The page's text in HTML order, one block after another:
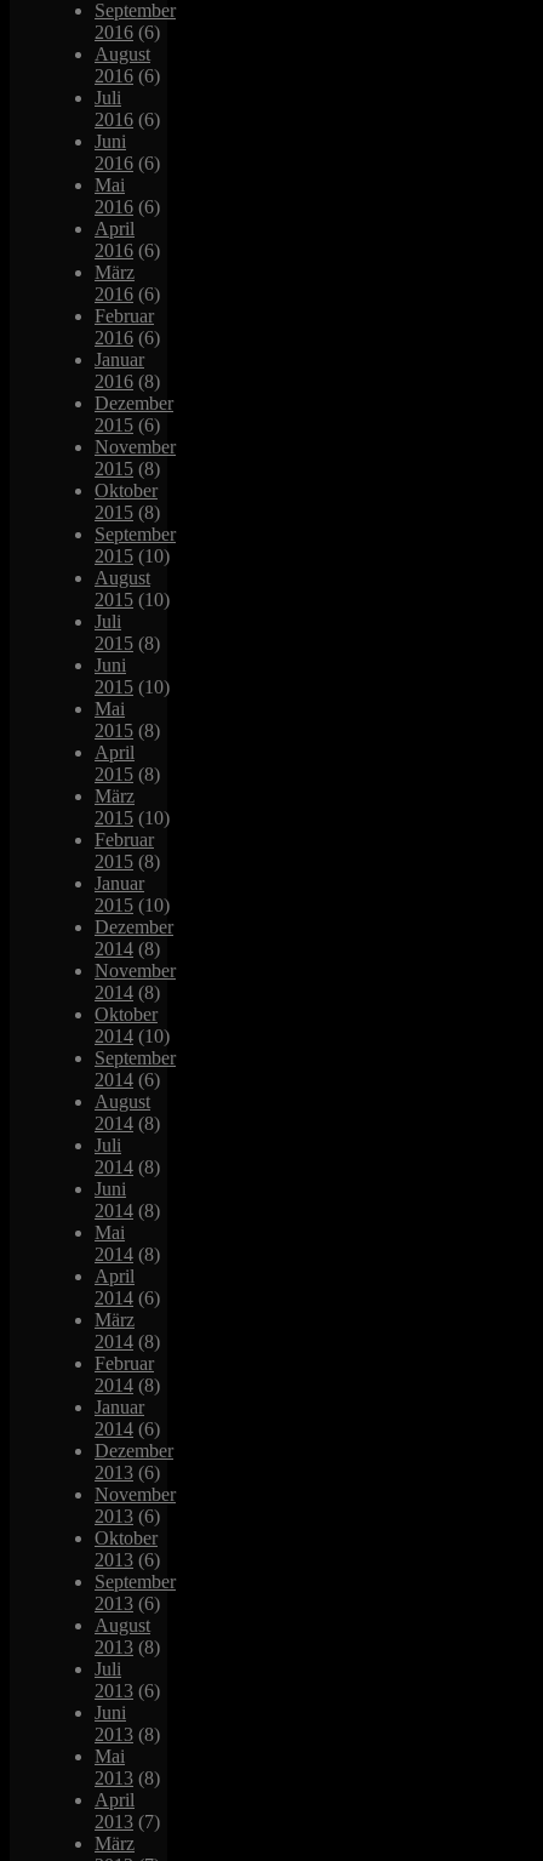
September
2016 (6)
August
2016 (6)
Juli
2016 (6)
Juni
2016 (6)
Mai
2016 (6)
April
2016 (6)
März
2016 (6)
Februar
2016 (6)
Januar
2016 (8)
Dezember
2015 (6)
November
2015 (8)
Oktober
2015 (8)
September
2015 (10)
August
2015 (10)
Juli
2015 (8)
Juni
2015 (10)
Mai
2015 (8)
April
2015 (8)
März
2015 (10)
Februar
2015 (8)
Januar
2015 (10)
Dezember
2014 (8)
November
2014 (8)
Oktober
2014 (10)
September
2014 (6)
August
2014 (8)
Juli
2014 (8)
Juni
2014 (8)
Mai
2014 (8)
April
2014 (6)
März
2014 (8)
Februar
2014 (8)
Januar
2014 (6)
Dezember
2013 (6)
November
2013 (6)
Oktober
2013 (6)
September
2013 (6)
August
2013 (8)
Juli
2013 (6)
Juni
2013 (8)
Mai
2013 (8)
April
2013 (7)
März